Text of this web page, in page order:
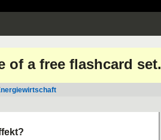
of a free flashcard set.